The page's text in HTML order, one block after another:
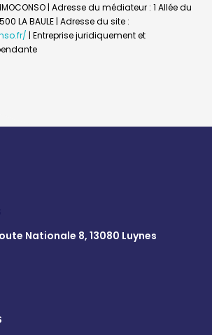
| Adresse du médiateur : 1 Allée du
LA BAULE | Adresse du site :
| Entreprise juridiquement et
Nationale 8, 13080 Luynes